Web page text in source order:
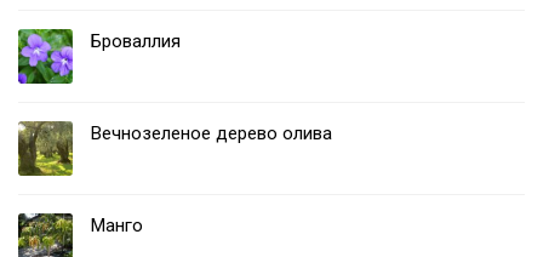
Броваллия
Вечнозеленое дерево олива
Манго